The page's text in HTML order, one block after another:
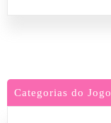
Categorias do Jogo